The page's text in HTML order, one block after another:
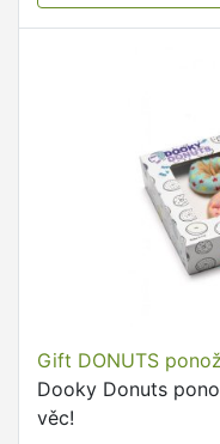
Gift DONUTS
Dooky Donuts
věc!